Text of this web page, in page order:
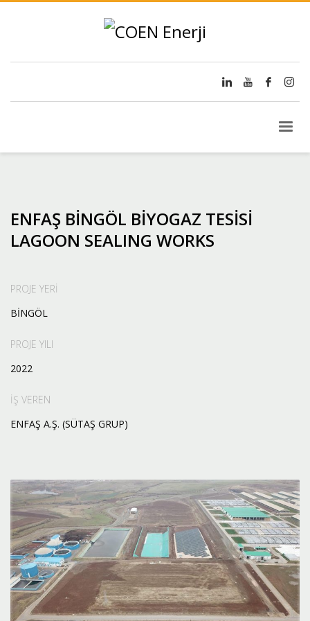
ENFAŞ BİNGÖL BİYOGAZ TESİSİ
LAGOON SEALING WORKS
PROJE YERİ
BİNGÖL
PROJE YILI
2022
İŞ VEREN
ENFAŞ A.Ş. (SÜTAŞ GRUP)